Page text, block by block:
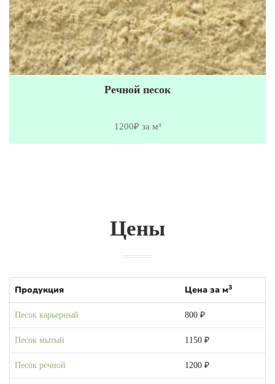
Речной песок
1200₽ за м³
Цены
Продукция Цена за м3
Песок карьерный 800 ₽
Песок мытый 1150 ₽
Песок речной 1200 ₽